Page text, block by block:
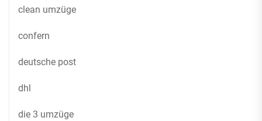
clean umzüge
confern
deutsche post
dhl
die 3 umzüge